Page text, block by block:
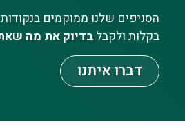
הסניפים שלנו ממוקמים בנקודות
בקלות ולקבל בדיוק את מה
דברו איתנו